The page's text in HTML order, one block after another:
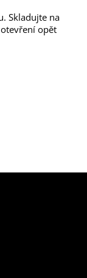
Skladujte na
opět